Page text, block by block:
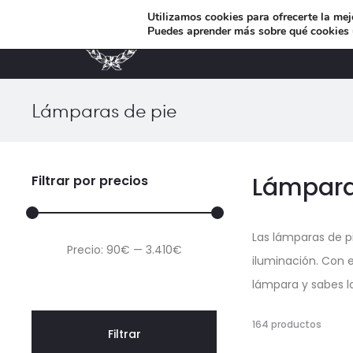
MUEBLES DE DISEÑO
Lámparas de pie
Las lámparas de
iluminación. Con
lámpara y sabes
164 productos
Filtrar por precios
Precio
Precio
Filtrar
Precio: 90€ — 3.410€
Utilizamos cookies para ofrecerte la
Puedes aprender más sobre qué